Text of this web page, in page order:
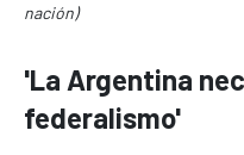
nación)
'La Argentina
federalismo'